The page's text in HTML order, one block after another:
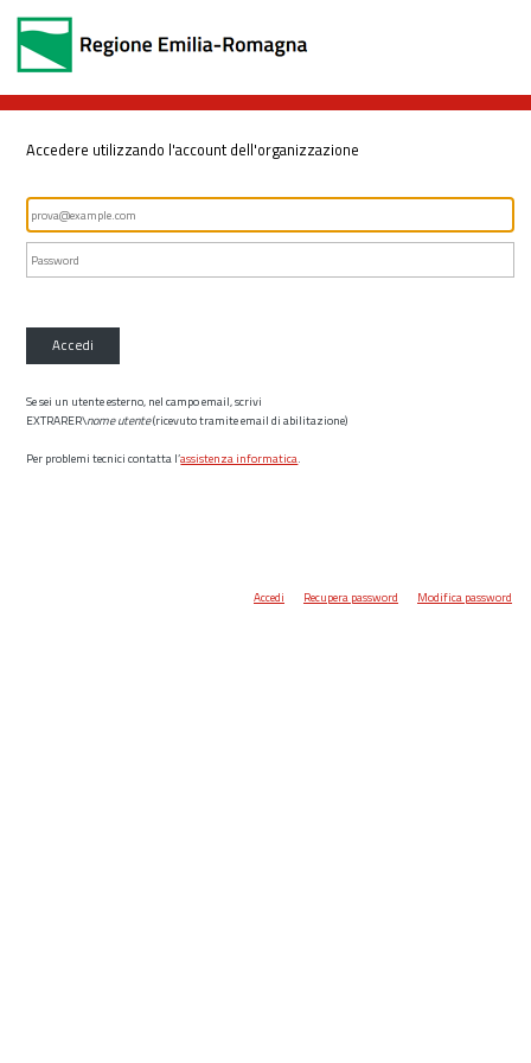
Accedere utilizzando l'account dell'organizzazione
Accedi
Se sei un utente esterno, nel campo email, scrivi
EXTRARER\nome utente(ricevuto tramite email di abilitazione)
Per problemi tecnici contatta l’assistenza informatica.
Accedi Recupera password Modifica password